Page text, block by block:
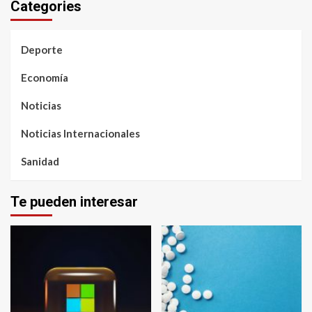
Categories
Deporte
Economía
Noticias
Noticias Internacionales
Sanidad
Te pueden interesar